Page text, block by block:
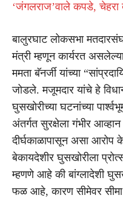
‘जंगलराज’वाले कपडे, चेहरा
बालुरघाट लोकसभा
मंत्री म्हणून कार्यरत
ममता बॅनर्जी यांच्या
जोडले. मजूमदार यांचे हे
घुसखोरीच्या घटनांच्या
अंतर्गत सुरक्षेला गंभीर
दीर्घकाळापासून असा
बेकायदेशीर घुसखोरीला
म्हणणे आहे की बांग्लादेशी
फळ आहे, कारण सीमेवर